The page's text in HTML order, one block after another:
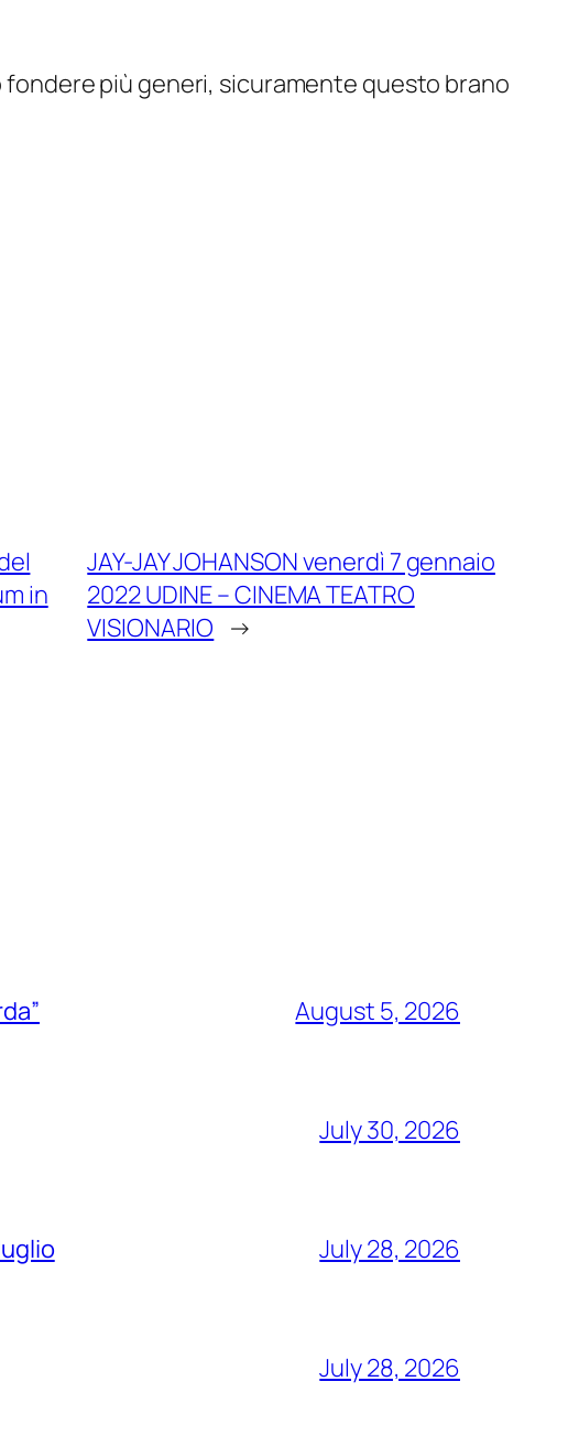
più generi, sicuramente questo brano
in
JAY-JAY JOHANSON venerdì 7 gennaio
2022 UDINE – CINEMA TEATRO
VISIONARIO →
August 5, 2026
July 30, 2026
July 28, 2026
July 28, 2026